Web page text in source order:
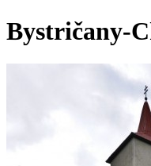
Bystričany-